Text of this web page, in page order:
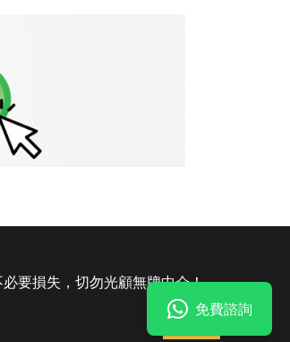
私隱聲明及收集個人資料聲明 免費諮詢
要損失，切勿光顧無牌中介！
明白